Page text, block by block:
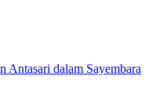
Antasari dalam Sayembara